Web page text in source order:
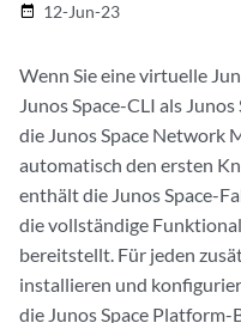
date_range 12-Jun-23
Wenn Sie eine virtuelle
Junos Space-CLI als
die Junos Space Network
automatisch den ersten
enthält die Junos Space-
die vollständige
bereitstellt. Für jeden
installieren und
die Junos Space